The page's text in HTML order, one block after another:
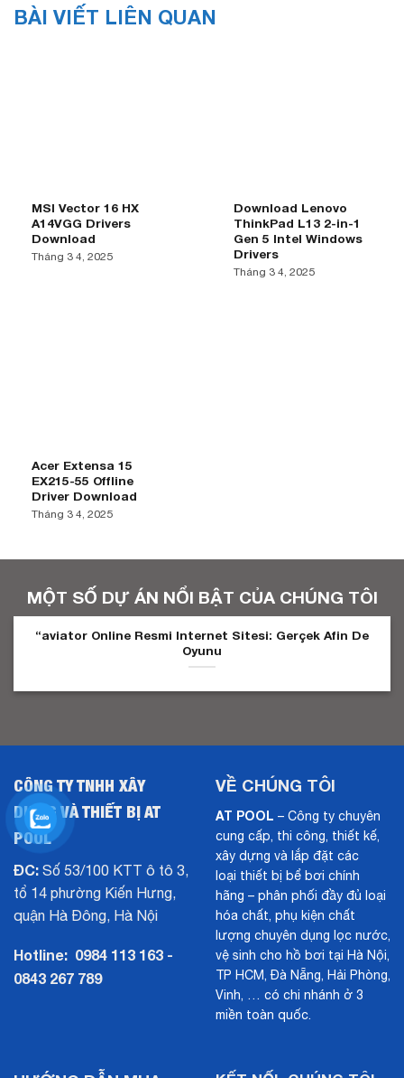
BÀI VIẾT LIÊN QUAN
MSI Vector 16 HX
A14VGG Drivers
Download
Tháng 3 4, 2025
Download Lenovo
ThinkPad L13 2-in-1
Gen 5 Intel Windows
Drivers
Tháng 3 4, 2025
Acer Extensa 15
EX215-55 Offline
Driver Download
Tháng 3 4, 2025
MỘT SỐ DỰ ÁN NỔI BẬT CỦA CHÚNG TÔI
“aviator Online Resmi Internet Sitesi: Gerçek Afin De
Oyunu
CÔNG TY TNHH XÂY
DỰNG VÀ THIẾT BỊ AT
POOL
ĐC: Số 53/100 KTT ô tô 3,
tổ 14 phường Kiến Hưng,
quận Hà Đông, Hà Nội
Hotline: 0984 113 163 -
0843 267 789
VỀ CHÚNG TÔI
AT POOL – Công ty chuyên
cung cấp, thi công, thiết kế,
xây dựng và lắp đặt các
loại thiết bị bể bơi chính
hãng – phân phối đầy đủ loại
hóa chất, phụ kiện chất
lượng chuyên dụng lọc nước,
vệ sinh cho hồ bơi tại Hà Nội,
TP HCM, Đà Nẵng, Hải Phòng,
Vinh, … có chi nhánh ở 3
miền toàn quốc.